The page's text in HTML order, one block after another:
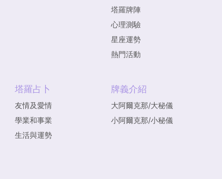
塔羅牌陣
心理測驗
星座運勢
熱門活動
塔羅占卜
友情及愛情
學業和事業
生活與運勢
牌義介紹
大阿爾克那/大秘儀
小阿爾克那/小秘儀